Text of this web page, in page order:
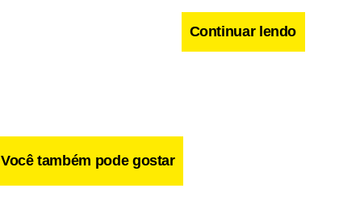
Além disso, ele já havia feito um PIX de mais de mil reais
Continuar lendo
Você também pode gostar